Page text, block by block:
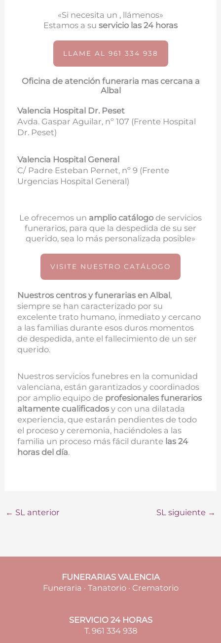
«Si necesita un , llámenos»
Estamos a su servicio las 24 horas
LLAME AL 961 334 938
Oficina de atención funeraria mas cercana a
Albal
Valencia Hospital Dr. Peset
Avda. Gaspar Aguilar, nº 107 (Frente Hospital
Dr. Peset)
Valencia Hospital General
C/ Padre Esteban Pernet, nº 9 (Frente
Urgencias Hospital General)
Le ofrecemos un amplio catálogo de servicios
funerarios, para que la despedida de su ser
querido, sea lo más personalizada posible»
VISITE NUESTRO CATÁLOGO
Nuestros centros y funerarias en Albal,
siempre se han caracterizado por su
excelente trato humano, inmediato y cercano
a las familias durante esos duros momentos
de despedida, ante el fallecimiento de un ser
querido.
Nuestros servicios funebres en la comunidad
valenciana, están garantizados y coordinados
por amplio equipo de profesionales funerarios
altamente cualificados y con una dilatada
experiencia, que estarán pendientes de todo
el proceso y ceremonia, haciéndoles a las
familia un proceso más fácil durante las 24
horas del día.
← SL anterior SL siguiente →
FUNERARIAS VALENCIA
Funeraria · Tanatorio · Crematorio
SERVICIO 24 HORAS
T. 961 334 938